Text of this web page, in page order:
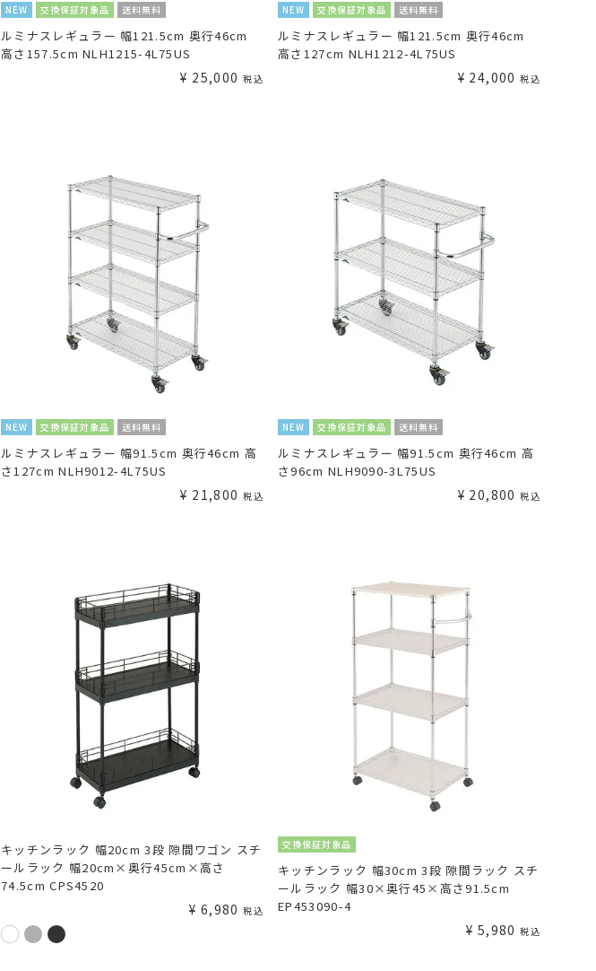
NEW 交換保証対象品 送料無料
ルミナスレギュラー 幅121.5cm 奥行46cm
高さ157.5cm NLH1215-4L75US
¥ 25,000 税込
NEW 交換保証対象品 送料無料
ルミナスレギュラー 幅121.5cm 奥行46cm
高さ127cm NLH1212-4L75US
¥ 24,000 税込
NEW 交換保証対象品 送料無料
ルミナスレギュラー 幅91.5cm 奥行46cm 高
さ127cm NLH9012-4L75US
¥ 21,800 税込
NEW 交換保証対象品 送料無料
ルミナスレギュラー 幅91.5cm 奥行46cm 高
さ96cm NLH9090-3L75US
¥ 20,800 税込
キッチンラック 幅20cm 3段 隙間ワゴン スチ
ールラック 幅20cm×奥行45cm×高さ
74.5cm CPS4520
¥ 6,980 税込
交換保証対象品
キッチンラック 幅30cm 3段 隙間ラック スチ
ールラック 幅30×奥行45×高さ91.5cm
EP453090-4
¥ 5,980 税込